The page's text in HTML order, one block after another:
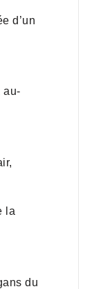
d’un
au-
la
du